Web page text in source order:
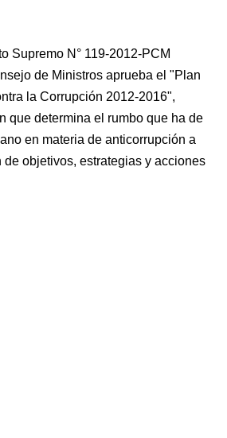
Supremo N° 119-2012-PCM
de Ministros aprueba el "Plan
la Corrupción 2012-2016",
que determina el rumbo que ha de
en materia de anticorrupción a
objetivos, estrategias y acciones